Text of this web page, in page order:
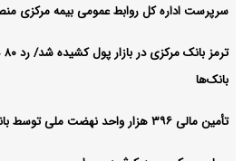
سرپرست اداره کل روابط عمومی بیمه مرکزی
بانک‌ها
تأمین مالی ۳۹۶ هزار واحد نهضت ملی توسط بانک مسکن